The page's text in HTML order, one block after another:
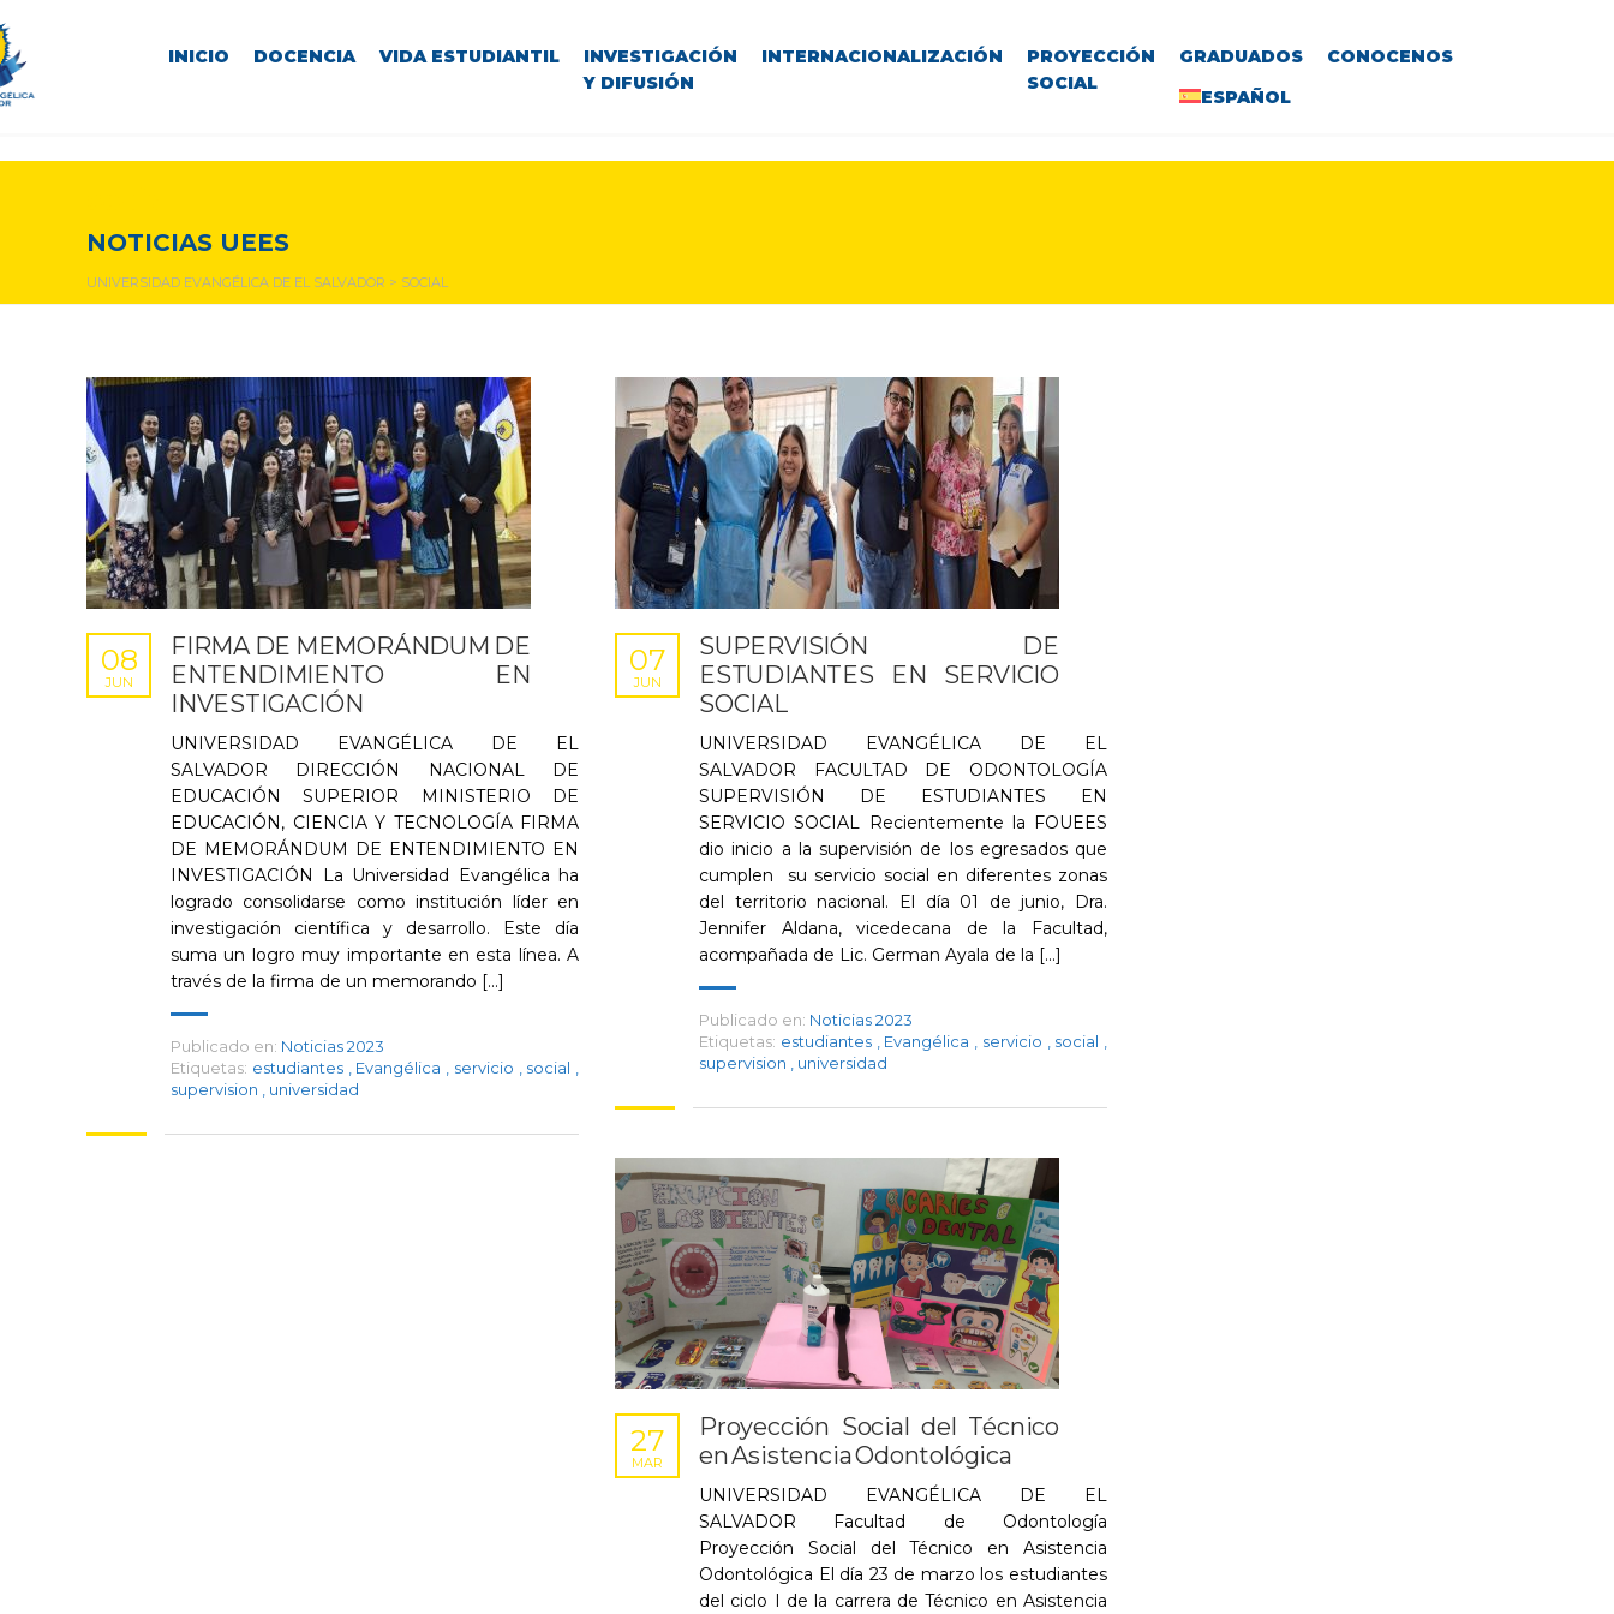
INICIO DOCENCIA VIDA ESTUDIANTIL
INVESTIGACIÓN
Y DIFUSIÓN
INTERNACIONALIZACIÓN
PROYECCIÓN
SOCIAL
GRADUADOS
CONOCENOS
ESPAÑOL
NOTICIAS UEES
UNIVERSIDAD EVANGÉLICA DE EL SALVADOR > SOCIAL
FIRMA DE MEMORÁNDUM DE
ENTENDIMIENTO EN
INVESTIGACIÓN
08
JUN
UNIVERSIDAD EVANGÉLICA DE EL
SALVADOR DIRECCIÓN NACIONAL DE
EDUCACIÓN SUPERIOR MINISTERIO DE
EDUCACIÓN, CIENCIA Y TECNOLOGÍA FIRMA
DE MEMORÁNDUM DE ENTENDIMIENTO EN
INVESTIGACIÓN La Universidad Evangélica ha
logrado consolidarse como institución líder en
investigación científica y desarrollo. Este día
suma un logro muy importante en esta línea. A
través de la firma de un memorando [...]
Publicado en: Noticias 2023
Etiquetas: estudiantes Evangélica servicio social
supervision
universidad
SUPERVISIÓN DE
ESTUDIANTES EN SERVICIO
SOCIAL
07
JUN
UNIVERSIDAD EVANGÉLICA DE EL
SALVADOR FACULTAD DE ODONTOLOGÍA
SUPERVISIÓN DE ESTUDIANTES EN
SERVICIO SOCIAL Recientemente la FOUEES
dio inicio a la supervisión de los egresados que
cumplen su servicio social en diferentes zonas
del territorio nacional. El día 01 de junio, Dra.
Jennifer Aldana, vicedecana de la Facultad,
acompañada de Lic. German Ayala de la [...]
Publicado en: Noticias 2023
Etiquetas: estudiantes Evangélica servicio social
supervision
universidad
Proyección Social del Técnico
en Asistencia Odontológica
27
MAR
UNIVERSIDAD EVANGÉLICA DE EL
SALVADOR Facultad de Odontología
Proyección Social del Técnico en Asistencia
Odontológica El día 23 de marzo los estudiantes
del ciclo I de la carrera de Técnico en Asistencia